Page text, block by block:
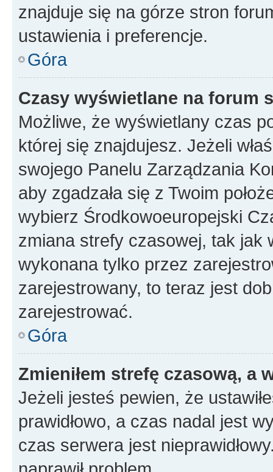
znajduje się na górze stron
ustawienia i preferencje.
Góra
Czasy wyświetlane na forum
Możliwe, że wyświetlany czas
której się znajdujesz. Jeżeli
swojego Panelu Zarządzania
aby zgadzała się z Twoim
wybierz Środkowoeuropejski
zmiana strefy czasowej, tak jak
wykonana tylko przez
zarejestrowany, to teraz jest
zarejestrować.
Góra
Zmieniłem strefę czasową, a
Jeżeli jesteś pewien, że
prawidłowo, a czas nadal jest
czas serwera jest